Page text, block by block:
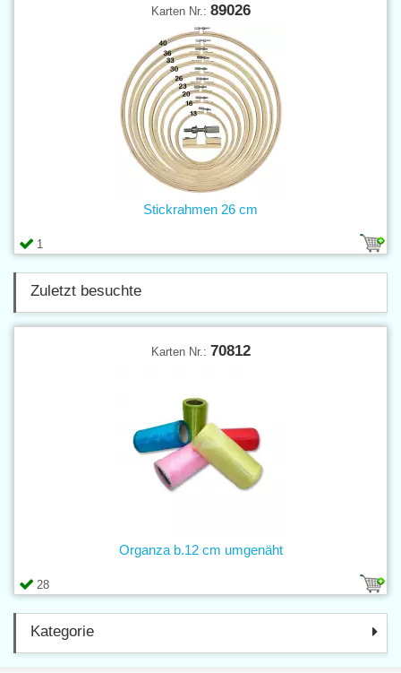
Karten Nr.: 89026
1
Stickrahmen 26 cm
Zuletzt besuchte
Karten Nr.: 70812
28
Organza b.12 cm umgenäht
Kategorie